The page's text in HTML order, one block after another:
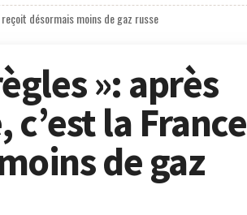
désormais moins de gaz russe
»: après
la France
de gaz